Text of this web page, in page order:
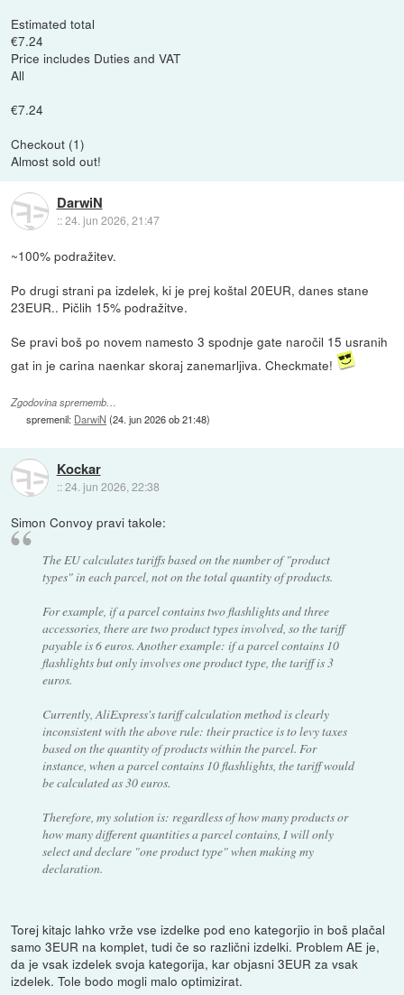
Estimated total
€7.24
Price includes Duties and VAT
All
€7.24
Checkout (1)
Almost sold out!
DarwiN
::24. jun 2026, 21:47
~100% podražitev.
Po drugi strani pa izdelek, ki je prej koštal 20EUR, danes stane
23EUR.. Pičlih 15% podražitve.
Se pravi boš po novem namesto 3 spodnje gate naročil 15 usranih
gat in je carina naenkar skoraj zanemarljiva. Checkmate!
Zgodovina sprememb…
spremenil: DarwiN(24. jun 2026 ob 21:48)
Kockar
::24. jun 2026, 22:38
Simon Convoy pravi takole:
The EU calculates tariffs based on the number of "product
types" in each parcel, not on the total quantity of products.
For example, if a parcel contains two flashlights and three
accessories, there are two product types involved, so the tariff
payable is 6 euros. Another example: if a parcel contains 10
flashlights but only involves one product type, the tariff is 3
euros.
Currently, AliExpress's tariff calculation method is clearly
inconsistent with the above rule: their practice is to levy taxes
based on the quantity of products within the parcel. For
instance, when a parcel contains 10 flashlights, the tariff would
be calculated as 30 euros.
Therefore, my solution is: regardless of how many products or
how many different quantities a parcel contains, I will only
select and declare "one product type" when making my
declaration.
Torej kitajc lahko vrže vse izdelke pod eno kategorjio in boš plačal
samo 3EUR na komplet, tudi če so različni izdelki. Problem AE je,
da je vsak izdelek svoja kategorija, kar objasni 3EUR za vsak
izdelek. Tole bodo mogli malo optimizirat.